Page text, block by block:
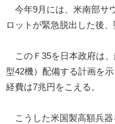
今年9月には、米南部サ
ロットが緊急脱出した後
このＦ35を日本政府は、
型42機）配備する計画を
経費は7兆円をこえる。
こうした米国製高額兵器